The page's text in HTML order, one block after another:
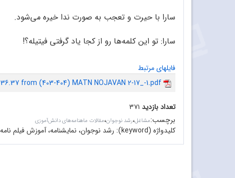
سارا با حیرت و تعجب به صورت ندا خیره می‌شود.
سارا: تو این کلمه‌ها رو از کجا یاد گرفتی فیتیله؟!
فایلهای مرتبط
36.37 from (403-404) MATN NOJAVAN 2-17_-1.pdf
تعداد بازدید ۳۷۱
برچسب:مشاغل،رشد نوجوان،مقالات ماهنامه‌های دانش‌آموزی
کلیدواژه (keyword): رشد نوجوان، نمایشنامه، آموزش فیلم